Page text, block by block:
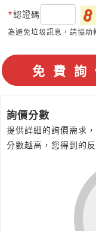
認證碼
為避免垃圾訊息，請協
詢價分數
提供詳細的詢價需求
分數越高，您得到的反